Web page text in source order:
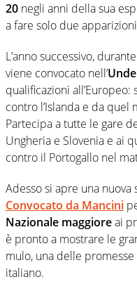
20 negli anni della sua
a fare solo due
L’anno successivo,
viene convocato nell’
qualificazioni
contro l’Islanda e da
Partecipa a tutte le gare
Ungheria e Slovenia e ai
contro il Portogallo nel
Adesso si apre una nuova
Convocato da Mancini
Nazionale maggioreai
è pronto a mostrare le
mulo, una delle
italiano.